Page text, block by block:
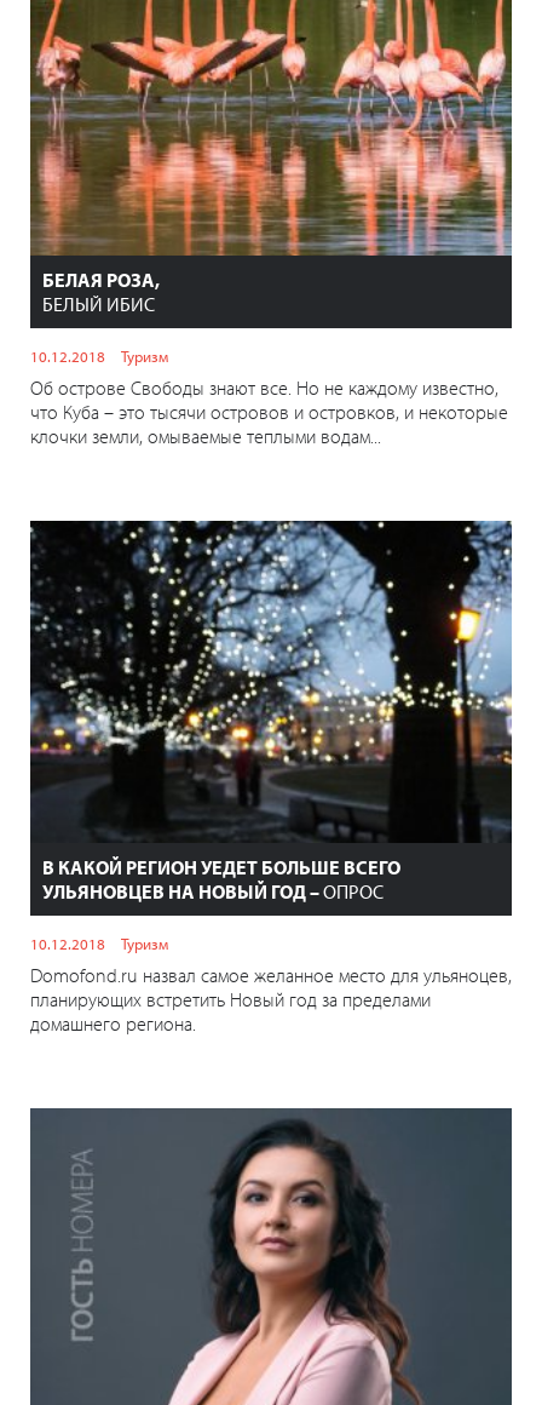
БЕЛАЯ РОЗА,
БЕЛЫЙ ИБИС
10.12.2018 Туризм
Об острове Свободы знают все. Но не каждому известно,
что Куба – это тысячи островов и островков, и некоторые
клочки земли, омываемые теплыми водам...
В КАКОЙ РЕГИОН УЕДЕТ БОЛЬШЕ ВСЕГО
УЛЬЯНОВЦЕВ НА НОВЫЙ ГОД –ОПРОС
10.12.2018 Туризм
Domofond.ru назвал самое желанное место для ульяноцев,
планирующих встретить Новый год за пределами
домашнего региона.